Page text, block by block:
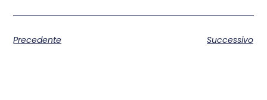
Precedente Successivo